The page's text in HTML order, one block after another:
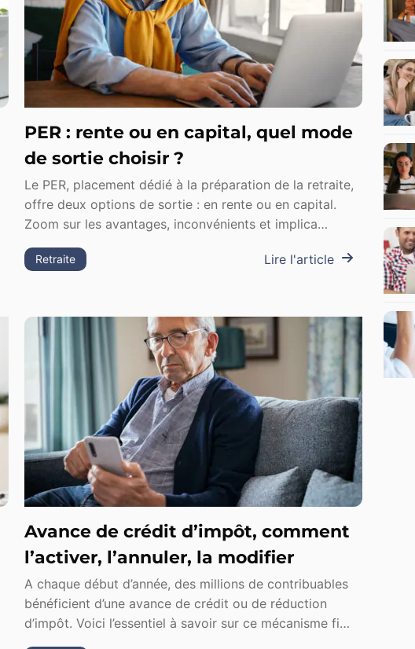
PER : rente ou en capital, quel mode
de sortie choisir ?
Le PER, placement dédié à la préparation de la retraite,
offre deux options de sortie : en rente ou en capital.
Zoom sur les avantages, inconvénients et implica…
Lire l'article
Retraite
Avance de crédit d’impôt, comment
l’activer, l’annuler, la modifier
A chaque début d’année, des millions de contribuables
bénéficient d’une avance de crédit ou de réduction
d’impôt. Voici l’essentiel à savoir sur ce mécanisme fi…